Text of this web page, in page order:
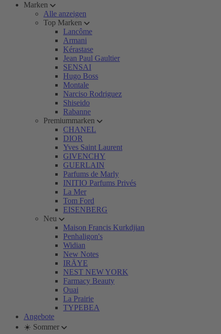
Marken
Alle anzeigen
Top Marken
Lancôme
Armani
Kérastase
Jean Paul Gaultier
SENSAI
Hugo Boss
Montale
Narciso Rodriguez
Shiseido
Rabanne
Premiummarken
CHANEL
DIOR
Yves Saint Laurent
GIVENCHY
GUERLAIN
Parfums de Marly
INITIO Parfums Privés
La Mer
Tom Ford
EISENBERG
Neu
Maison Francis Kurkdjian
Penhaligon's
Widian
New Notes
IRÄYE
NEST NEW YORK
Farmacy Beauty
Ouai
La Prairie
TYPEBEA
Angebote
☀️ Sommer